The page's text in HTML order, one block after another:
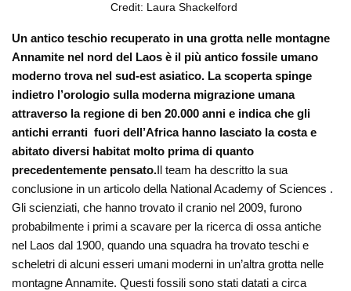
Credit: Laura Shackelford
Un antico teschio recuperato in una grotta nelle montagne
Annamite nel nord del Laos è il più antico fossile umano
moderno trova nel sud-est asiatico. La scoperta spinge
indietro l’orologio sulla moderna migrazione umana
attraverso la regione di ben 20.000 anni e indica che gli
antichi erranti fuori dell’Africa hanno lasciato la costa e
abitato diversi habitat molto prima di quanto
precedentemente pensato.Il team ha descritto la sua
conclusione in un articolo della National Academy of Sciences .
Gli scienziati, che hanno trovato il cranio nel 2009, furono
probabilmente i primi a scavare per la ricerca di ossa antiche
nel Laos dal 1900, quando una squadra ha trovato teschi e
scheletri di alcuni esseri umani moderni in un’altra grotta nelle
montagne Annamite. Questi fossili sono stati datati a circa